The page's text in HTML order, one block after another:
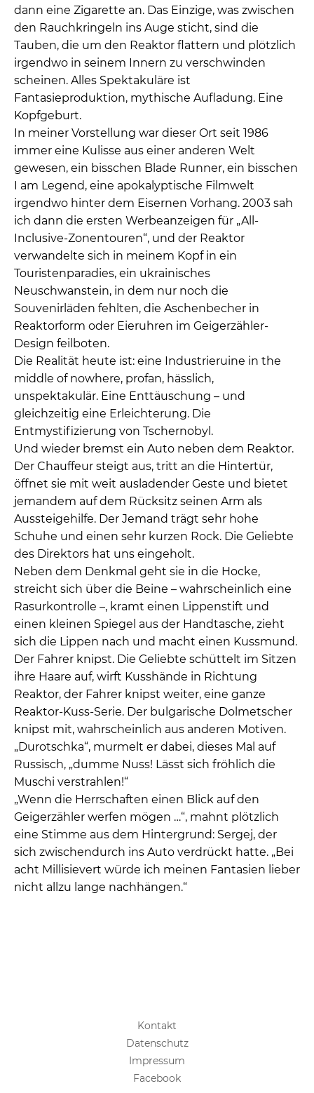
dann eine Zigarette an. Das Einzige, was zwischen
den Rauchkringeln ins Auge sticht, sind die
Tauben, die um den Reaktor flattern und plötzlich
irgendwo in seinem Innern zu verschwinden
scheinen. Alles Spektakuläre ist
Fantasieproduktion, mythische Aufladung. Eine
Kopfgeburt.
In meiner Vorstellung war dieser Ort seit 1986
immer eine Kulisse aus einer anderen Welt
gewesen, ein bisschen Blade Runner, ein bisschen
I am Legend, eine apokalyptische Filmwelt
irgendwo hinter dem Eisernen Vorhang. 2003 sah
ich dann die ersten Werbeanzeigen für „All-
Inclusive-Zonentouren“, und der Reaktor
verwandelte sich in meinem Kopf in ein
Touristenparadies, ein ukrainisches
Neuschwanstein, in dem nur noch die
Souvenirläden fehlten, die Aschenbecher in
Reaktorform oder Eieruhren im Geigerzähler-
Design feilboten.
Die Realität heute ist: eine Industrieruine in the
middle of nowhere, profan, hässlich,
unspektakulär. Eine Enttäuschung – und
gleichzeitig eine Erleichterung. Die
Entmystifizierung von Tschernobyl.
Und wieder bremst ein Auto neben dem Reaktor.
Der Chauffeur steigt aus, tritt an die Hintertür,
öffnet sie mit weit ausladender Geste und bietet
jemandem auf dem Rücksitz seinen Arm als
Aussteigehilfe. Der Jemand trägt sehr hohe
Schuhe und einen sehr kurzen Rock. Die Geliebte
des Direktors hat uns eingeholt.
Neben dem Denkmal geht sie in die Hocke,
streicht sich über die Beine – wahrscheinlich eine
Rasurkontrolle –, kramt einen Lippenstift und
einen kleinen Spiegel aus der Handtasche, zieht
sich die Lippen nach und macht einen Kussmund.
Der Fahrer knipst. Die Geliebte schüttelt im Sitzen
ihre Haare auf, wirft Kusshände in Richtung
Reaktor, der Fahrer knipst weiter, eine ganze
Reaktor-Kuss-Serie. Der bulgarische Dolmetscher
knipst mit, wahrscheinlich aus anderen Motiven.
„Durotschka“, murmelt er dabei, dieses Mal auf
Russisch, „dumme Nuss! Lässt sich fröhlich die
Muschi verstrahlen!“
„Wenn die Herrschaften einen Blick auf den
Geigerzähler werfen mögen …“, mahnt plötzlich
eine Stimme aus dem Hintergrund: Sergej, der
sich zwischendurch ins Auto verdrückt hatte. „Bei
acht Millisievert würde ich meinen Fantasien lieber
nicht allzu lange nachhängen.“
Kontakt
Datenschutz
Impressum
Facebook